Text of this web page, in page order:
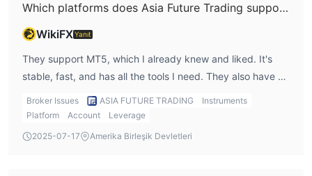
Alım Satım Platformu
Asia Future Trading, alım satım ve hesap yönetimi için iki ana
platform sunmaktadır:
Müşteri Portalı (Web CRM Sistemi)
izleme, geri ödemeleri takip etme ve hizmet taleplerini
Gerçek zamanlı portföy izleme, ticaret geçmişine erişim ve dışa
Which platforms does Asia Future Trading support?
WikiFXYanıt
They support MT5, which I already knew and liked. It's
stable, fast, and has all the tools I need. They also have a
web-based client portal for account management.
Broker Issues ASIA FUTURE TRADING
Instruments
Platform
Account
Leverage
2025-07-17
Amerika Birleşik Devletleri